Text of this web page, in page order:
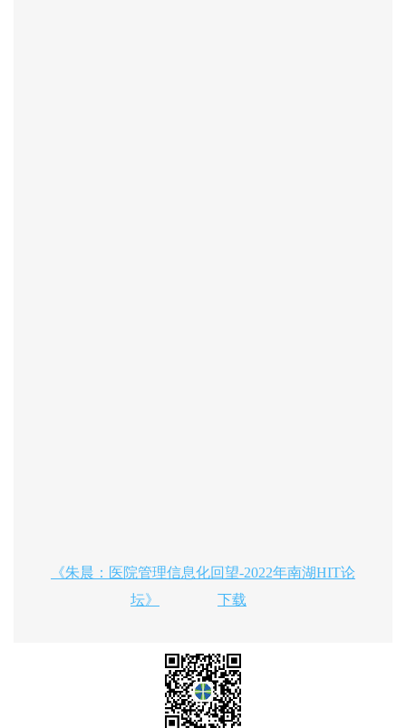
《朱晨：医院管理信息化回望-2022年南湖HIT论
坛》
下载